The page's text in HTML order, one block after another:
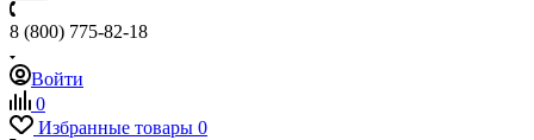
8 (800) 775-82-18
Войти
0
Избранные товары 0